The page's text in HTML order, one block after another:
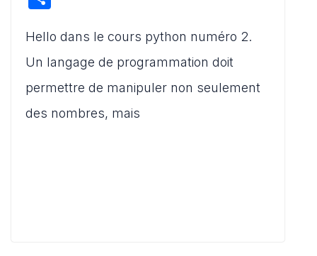
s
A
p
p
e
b
o
o
l
di
t
o
o
ta
g
er
Hello dans le cours python numéro 2.
Un langage de programmation doit
permettre de manipuler non seulement
des nombres, mais